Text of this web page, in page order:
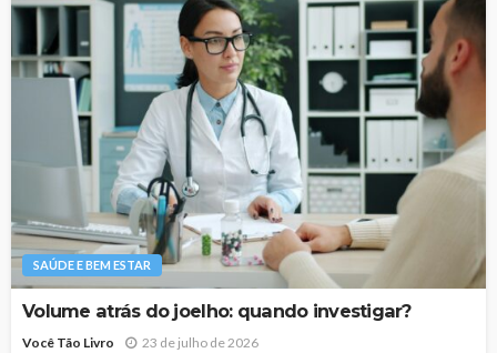
SAÚDE E BEM ESTAR
Volume atrás do joelho: quando investigar?
Você Tão Livro 23 de julho de 2026